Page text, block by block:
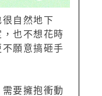
自然地下
也不想花時
願意搞砸手
要擁抱衝動